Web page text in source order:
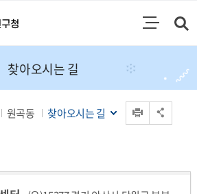
찾아오시는 길
원곡동 찾아오시는 길